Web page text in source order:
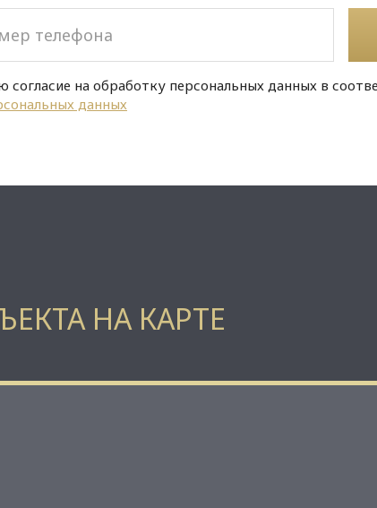
согласие на обработку персональных данных в
данных
НА КАРТЕ